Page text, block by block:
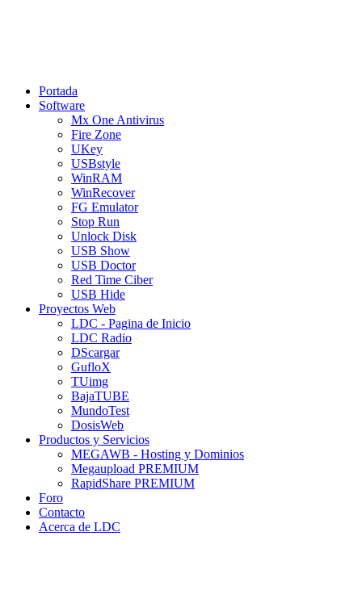
Portada
Software
Mx One Antivirus
Fire Zone
UKey
USBstyle
WinRAM
WinRecover
FG Emulator
Stop Run
Unlock Disk
USB Show
USB Doctor
Red Time Ciber
USB Hide
Proyectos Web
LDC - Pagina de Inicio
LDC Radio
DScargar
GufloX
TUimg
BajaTUBE
MundoTest
DosisWeb
Productos y Servicios
MEGAWB - Hosting y Dominios
Megaupload PREMIUM
RapidShare PREMIUM
Foro
Contacto
Acerca de LDC